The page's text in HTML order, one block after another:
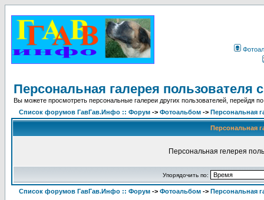
Персональная галерея пользователя
Вы можете просмотреть персональные галереи других пользователей, перейдя
Список форумов ГавГав.Инфо :: Форум -> Фотоальбом -> Персональная
Персональная
Персональная гелерея
Упорядочить по:
Список форумов ГавГав.Инфо :: Форум -> Фотоальбом -> Персональная